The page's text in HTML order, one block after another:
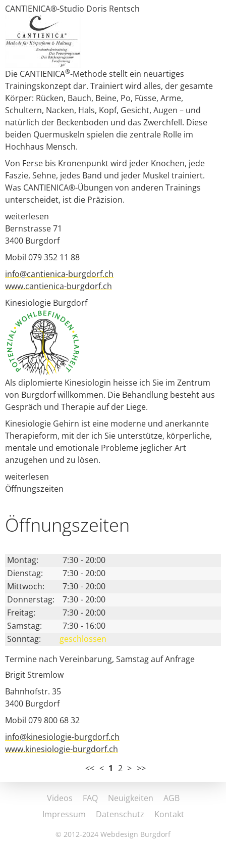
CANTIENICA®-Studio Doris Rentsch
Die CANTIENICA®-Methode stellt ein neuartiges
Trainingskonzept dar. Trainiert wird alles, der gesamte
Körper: Rücken, Bauch, Beine, Po, Füsse, Arme,
Schultern, Nacken, Hals, Kopf, Gesicht, Augen – und
natürlich der Beckenboden und das Zwerchfell. Diese
beiden Quermuskeln spielen die zentrale Rolle im
Hochhaus Mensch.
Von Ferse bis Kronenpunkt wird jeder Knochen, jede
Faszie, Sehne, jedes Band und jeder Muskel trainiert.
Was CANTIENICA®-Übungen von anderen Trainings
unterscheidet, ist die Präzision.
weiterlesen
Bernstrasse 71
3400 Burgdorf
Mobil 079 352 11 88
info@cantienica-burgdorf.ch
www.cantienica-burgdorf.ch
Kinesiologie Burgdorf
Als diplomierte Kinesiologin heisse ich Sie im Zentrum
von Burgdorf willkommen. Die Behandlung besteht aus
Gespräch und Therapie auf der Liege.
Kinesiologie Gehirn ist eine moderne und anerkannte
Therapieform, mit der ich Sie unterstütze, körperliche,
mentale und emotionale Probleme jeglicher Art
anzugehen und zu lösen.
weiterlesen
Öffnungszeiten
Öffnungs­zeiten
Montag: 7:30 - 20:00
Dienstag:
7:30 - 20:00
Mittwoch:
7:30 - 20:00
Donnerstag:
7:30 - 20:00
Freitag:
7:30 - 20:00
Samstag:
7:30 - 16:00
Sonntag:
geschlossen
Termine nach Vereinbarung, Samstag auf Anfrage
Brigit Stremlow
Bahnhofstr. 35
3400 Burgdorf
Mobil 079 800 68 32
info@kinesiologie-burgdorf.ch
www.kinesiologie-burgdorf.ch
<< < 1 2 > >>
Videos FAQ Neuigkeiten
AGB
Impressum
Datenschutz Kontakt
© 2012-2024 Webdesign Burgdorf